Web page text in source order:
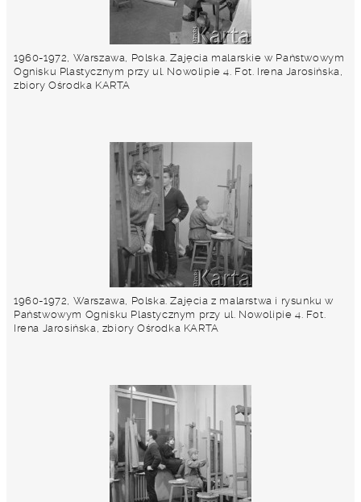
1960-1972, Warszawa, Polska. Zajęcia malarskie w Państwowym
Ognisku Plastycznym przy ul. Nowolipie 4. Fot. Irena Jarosińska,
zbiory Ośrodka KARTA
1960-1972, Warszawa, Polska. Zajęcia z malarstwa i rysunku w
Państwowym Ognisku Plastycznym przy ul. Nowolipie 4. Fot.
Irena Jarosińska, zbiory Ośrodka KARTA